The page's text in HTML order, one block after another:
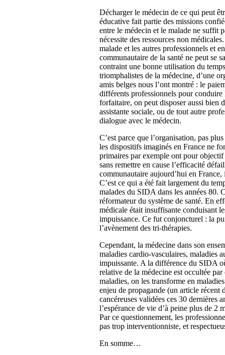
Décharger le médecin de ce qui peut
éducative fait partie des missions
entre le médecin et le malade ne suffit
nécessite des ressources non
malade et les autres professionnels et
communautaire de la santé ne peut se
contraint une bonne utilisation du
triomphalistes de la médecine, d’une
amis belges nous l’ont montré : le
différents professionnels pour
forfaitaire, on peut disposer aussi bien
assistante sociale, ou de tout autre
dialogue avec le médecin.
C’est parce que l’organisation, pas
les dispositifs imaginés en France ne
primaires par exemple ont pour
sans remettre en cause l’efficacité
communautaire aujourd’hui en
C’est ce qui a été fait largement du
malades du SIDA dans les années 80.
réformateur du système de santé. En
médicale était insuffisante conduisant
impuissance. Ce fut conjoncturel : la
l’avènement des tri-thérapies.
Cependant, la médecine dans son
maladies cardio-vasculaires, maladies
impuissante. A la différence du SIDA
relative de la médecine est occultée
maladies, on les transforme en
enjeu de propagande (un article
cancéreuses validées ces 30 dernières
l’espérance de vie d’à peine plus de
Par ce questionnement, les
pas trop interventionniste, et
En somme…